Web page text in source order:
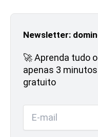
Newsletter:
🚀 Aprenda tudo
apenas 3
gratuito